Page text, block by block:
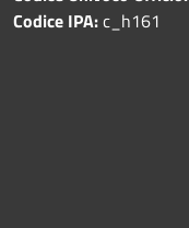
Codice IPA:c_h161